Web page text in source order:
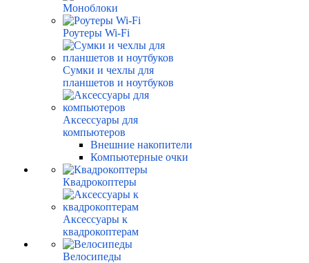
Моноблоки
Роутеры Wi-Fi
Сумки и чехлы для
планшетов и ноутбуков
Аксессуары для
компьютеров
Внешние накопители
Компьютерные очки
Квадрокоптеры
Аксессуары к
квадрокоптерам
Велосипеды